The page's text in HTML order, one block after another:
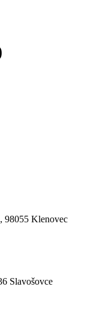
98055 Klenovec
Slavošovce